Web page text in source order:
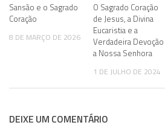
Sansão e o Sagrado
Coração
8 DE MARÇO DE 2026
O Sagrado Coração
de Jesus, a Divina
Eucaristia e a
Verdadeira Devoção
a Nossa Senhora
1 DE JULHO DE 2024
DEIXE UM COMENTÁRIO